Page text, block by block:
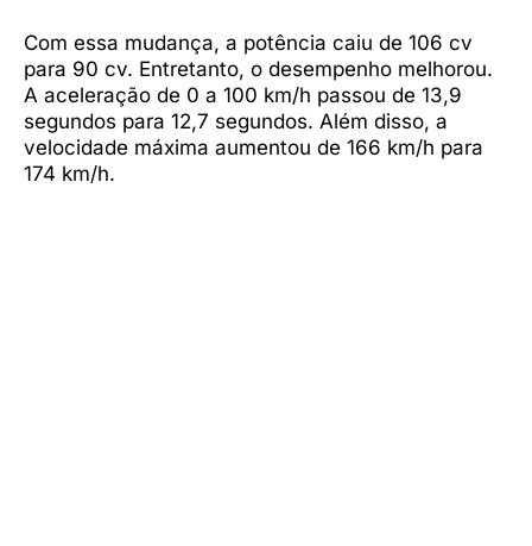
Com essa mudança, a potência caiu de 106 cv
para 90 cv. Entretanto, o desempenho melhorou.
A aceleração de 0 a 100 km/h passou de 13,9
segundos para 12,7 segundos. Além disso, a
velocidade máxima aumentou de 166 km/h para
174 km/h.